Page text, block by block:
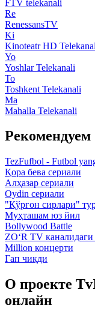
FTV telekanali
Re
RenessansTV
Ki
Kinoteatr HD
Yo
Yoshlar Telekanali
To
Toshkent Telekanali
Ma
Mahalla Telekanali
Рекомендуем
TezFufbol - Futbol
Қора бева сериали
Алҳазар сериали
Oydin сериали
"Қўрғон сирлари"
Муҳташам юз йил
Bollywood Battle
ZO‘R TV каналидаги
Million концерти
Гап чиқди
О проекте
онлайн